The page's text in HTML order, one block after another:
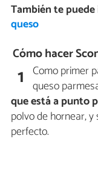
También te puede
queso
Cómo hacer
1 Como primer
queso
que está a punto
polvo de hornear,
perfecto.